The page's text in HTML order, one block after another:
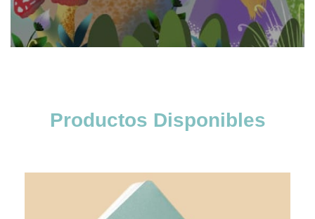
Productos Disponibles